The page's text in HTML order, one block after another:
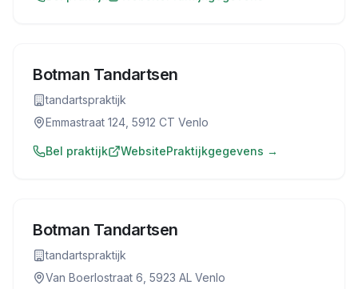
Botman Tandartsen
tandartspraktijk
Emmastraat 124, 5912 CT Venlo
Bel praktijk WebsitePraktijkgegevens →
Botman Tandartsen
tandartspraktijk
Van Boerlostraat 6, 5923 AL Venlo